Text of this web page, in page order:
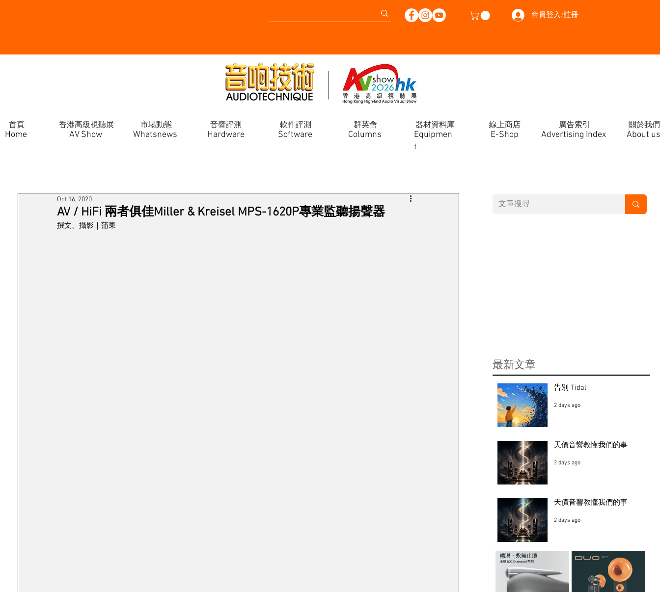
會員登入/註冊
Home
首頁 香港高級視聽展 市場動態 音響評測 軟件評測 群英會 器材資料庫 線上商店 廣告索引 關於我們
AV Show Whatsnews Hardware Software
Equipmen
t
E-Shop
Columns About us
Advertising Index
AV / HiFi 兩者俱佳Miller & Kreisel MPS-1620P專業監聽揚聲器
Oct 16, 2020
撰文、攝影｜蒲東
​最新文章
告別 Tidal
2 days ago
天價音響教懂我們的事
2 days ago
天價音響教懂我們的事
2 days ago